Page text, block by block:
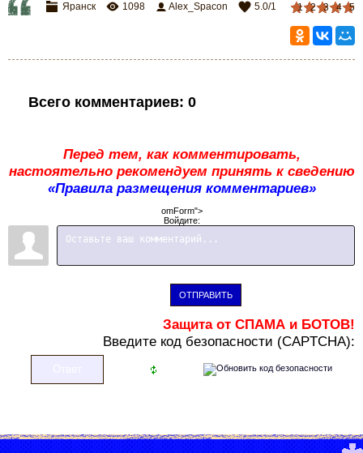
1 2 3 4 5
Яранск 1098 Alex_Spacon 5.0/1
Всего комментариев: 0
Перед тем, как комментировать,
настоятельно рекомендуем принять к сведению
«Правила размещения комментариев»
omForm">
Войдите:
ОТПРАВИТЬ
Защита от СПАМА и БОТОВ!
Введите код безопасности (CAPTCHA):